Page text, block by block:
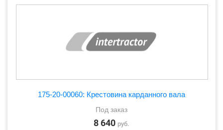
175-20-00060: Крестовина карданного вала
Под заказ
8 640 руб.